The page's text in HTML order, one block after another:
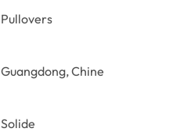
Pullovers
Guangdong, Chine
Solide